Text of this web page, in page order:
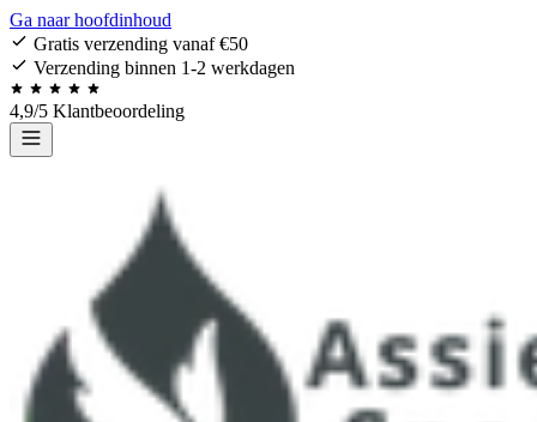
Ga naar hoofdinhoud
Gratis verzending vanaf €50
Verzending binnen 1-2 werkdagen
4,9/5 Klantbeoordeling